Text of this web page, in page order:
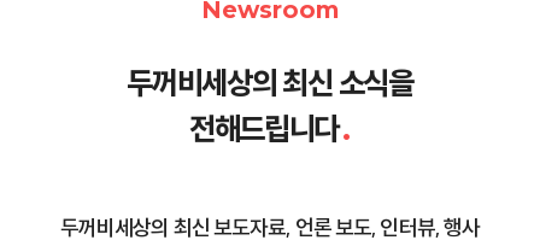
Newsroom
두꺼비세상의 최신 소식을
전해드립니다.
두꺼비세상의 최신 보도자료, 언론 보도, 인터뷰, 행사